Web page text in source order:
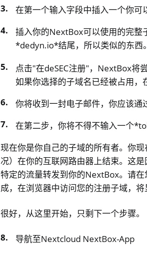
在第一个输入字段中插入一个你可
插入你的NextBox可以使用的完整
*dedyn.io*结尾，所以类似的东西。
点击"在deSEC注册"，NextBox将
如果你选择的子域名已经被占用，
你将收到一封电子邮件，你应该通
在第二步，你将不得不输入一个
现在你是你自己的子域的所有者。你
况）在你的互联网路由器上结束。这
特定的流量转发到你的NextBox。请
成，在浏览器中访问您的注册子域，
很好，从这里开始，只剩下一个步骤。
导航至Nextcloud NextBox-App